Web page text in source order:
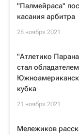
"Палмейраса"
касания арбитра
28 ноября 2021
"Атлетико
стал обладателем
кубка
21 ноября 2021
Мележиков